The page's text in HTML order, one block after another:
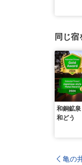
同じ
和銅鉱
和どう
亀の